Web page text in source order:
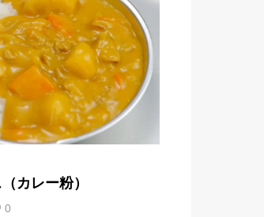
カレー粉）
0